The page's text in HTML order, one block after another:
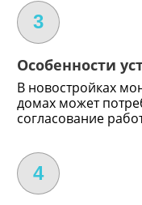
3
Особенности
В новостройках
домах может
согласование
4